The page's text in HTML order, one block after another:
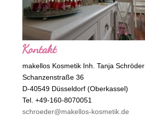
Kontakt
makellos Kosmetik Inh. Tanja Schröder
Schanzenstraße 36
D-40549 Düsseldorf (Oberkassel)
Tel. +49-160-8070051
schroeder@makellos-kosmetik.de